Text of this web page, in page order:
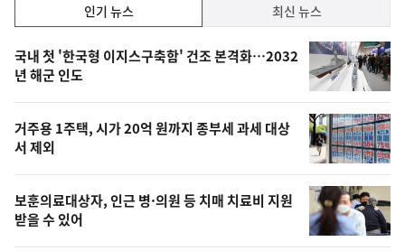
기,
최
신,
오
늘
의
영
상
인기 뉴스 최신 뉴스
기
뉴
스
국내 첫 '한국형 이지스구축함' 건조 본격화…2032
년 해군 인도
거주용 1주택, 시가 20억 원까지 종부세 과세 대상
서 제외
보훈의료대상자, 인근 병·의원 등 치매 치료비 지원
받을 수 있어